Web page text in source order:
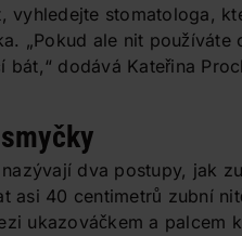
vyhledejte stomatologa,
„Pokud ale nit
bát,“ dodává Kateřina
dva postupy, jak
asi 40 centimetrů zubní
ukazováčkem a palcem